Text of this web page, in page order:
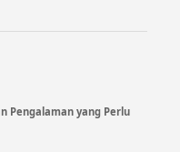
Pengalaman yang Perlu